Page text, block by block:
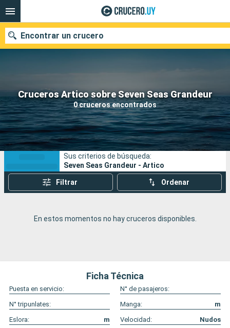
Cruceros Artico sobre Seven Seas Grandeur
0 cruceros encontrados
Encontrar un crucero
Nuestros destinos
Fecha de salida
Puertos Compañías
Buscar
Sus criterios de búsqueda:
Seven Seas Grandeur - Artico
Filtrar Ordenar
En estos momentos no hay cruceros disponibles.
Ficha Técnica
Puesta en servicio:
N° de pasajeros:
N° tripunlates:
Manga:
m
Eslora:
m Velocidad: Nudos